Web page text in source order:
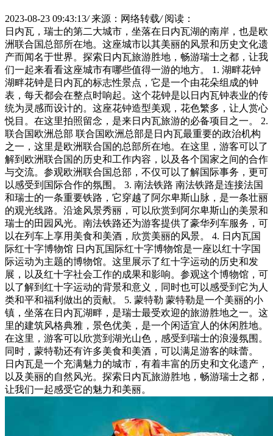
2023-08-23 09:43:13/ 来源：网络转载/ 阅读：
日内瓦，瑞士的第二大城市，坐落在日内瓦湖的南岸，也是欧
洲联合国总部所在地。这座城市以其美丽的风景和历史文化遗
产而闻名于世界。探索日内瓦旅游胜地，畅游瑞士之都，让我
们一起来看看这座城市有哪些值得一游的地方。 1. 湖畔花钟
湖畔花钟是日内瓦的标志性景点，它是一个由花朵组成的钟
表，每天都会在整点时响起。这个花钟是以日内瓦钟表业的传
统为灵感而设计的。这座花钟造型美观，花色繁多，让人赏心
悦目。在这里拍照留念，是来日内瓦旅游的必备项目之一。 2.
联合国欧洲总部 联合国欧洲总部是日内瓦最重要的政治机构
之一，这里是欧洲联合国的总部所在地。在这里，游客可以了
解到欧洲联合国的历史和工作内容，以及各个国家之间的合作
与交流。参观欧洲联合国总部，不仅可以了解国际事务，更可
以感受到国际合作的氛围。 3. 南法铁路 南法铁路是连接法国
和瑞士的一条重要铁路，它穿越了阿尔卑斯山脉，是一条壮丽
的观光线路。沿途风景秀丽，可以欣赏到阿尔卑斯山的美景和
瑞士的田园风光。南法铁路还为游客提供了豪华列车服务，可
以在列车上享用美食和美酒，欣赏美丽的风景。 4. 日内瓦国
际红十字博物馆 日内瓦国际红十字博物馆是一座以红十字国
际运动为主题的博物馆。这里展示了红十字运动的历史和发
展，以及红十字社会工作的成果和影响。参观这个博物馆，可
以了解到红十字运动的背景和意义，同时也可以感受到它为人
类和平和福利做出的贡献。 5. 蒙特勒 蒙特勒是一个美丽的小
镇，坐落在日内瓦湖畔，是瑞士最受欢迎的旅游胜地之一。这
里的建筑风格典雅，景色优美，是一个闲适宜人的休闲胜地。
在这里，游客可以欣赏到湖光山色，感受到瑞士的浪漫氛围。
同时，蒙特勒还有许多美食和美酒，可以满足游客的味蕾。
日内瓦是一个充满魅力的城市，有着丰富的历史和文化遗产，
以及美丽的自然风光。探索日内瓦旅游胜地，畅游瑞士之都，
让我们一起感受它的魅力和美丽。